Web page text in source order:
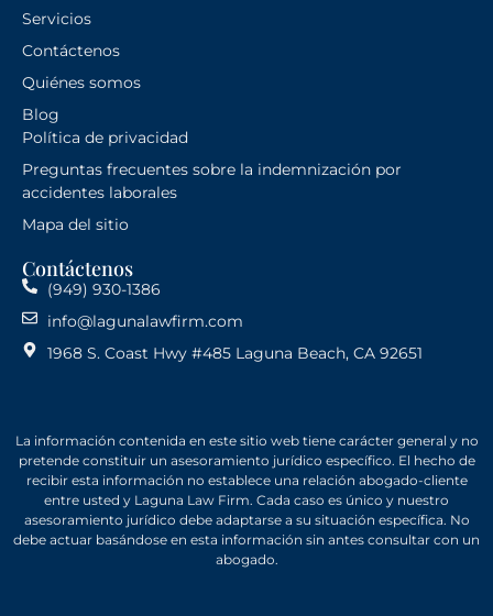
Servicios
Contáctenos
Quiénes somos
Blog
Política de privacidad
Preguntas frecuentes sobre la indemnización por
accidentes laborales
Mapa del sitio
Contáctenos
(949) 930-1386
info@lagunalawfirm.com
1968 S. Coast Hwy #485 Laguna Beach, CA 92651
La información contenida en este sitio web tiene carácter general y no
pretende constituir un asesoramiento jurídico específico. El hecho de
recibir esta información no establece una relación abogado-cliente
entre usted y Laguna Law Firm. Cada caso es único y nuestro
asesoramiento jurídico debe adaptarse a su situación específica. No
debe actuar basándose en esta información sin antes consultar con un
abogado.